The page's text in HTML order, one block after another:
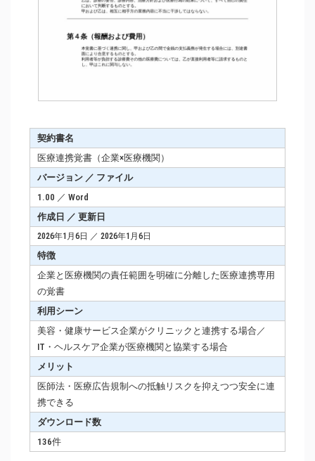
契約書名
医療連携覚書（企業×医療機関）
バージョン ／ ファイル
1.00 ／ Word
作成日 ／ 更新日
2026年1月6日 ／ 2026年1月6日
特徴
企業と医療機関の責任範囲を明確に分離した医療連携専用
の覚書
利用シーン
美容・健康サービス企業がクリニックと連携する場合／
IT・ヘルスケア企業が医療機関と協業する場合
メリット
医師法・医療広告規制への抵触リスクを抑えつつ安全に連
携できる
ダウンロード数
136件